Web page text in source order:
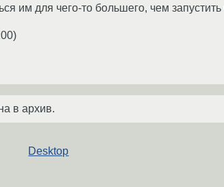
им для чего-то большего, чем
)
в архив.
Desktop